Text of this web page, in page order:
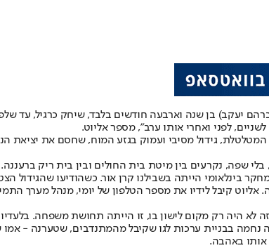
יעקב) בן שנה וארבעה חודשים בלבד, שיחק כרגיל, עד
לפני ואחרי אותו ערב", מספר אליוט.
גידול מסיבי ועמוק בגזע המוח, שחסם את יציאת
שפה, נקרעים בין מיטת בית החולים ובין בית ריק
הייתה בשבילנו קרן אור. כשהודיעו שהגידול הצטמצם ביותר
קיבל לידיו את מספר הטלפון של יומי, מנהל מערך
לא היה רק מקום לישון בו, זו הייתה תחושת משפחה.
בבניית ערכות לגו שקיבל מהמתנדבים, שטערנה - אמו
אותו באהבה.